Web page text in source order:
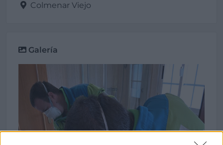
Colmenar Viejo
Galería